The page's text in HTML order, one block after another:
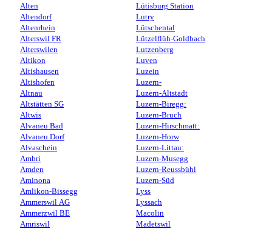
Alten
Altendorf
Altenrhein
Alterswil FR
Alterswilen
Altikon
Altishausen
Altishofen
Altnau
Altstätten SG
Altwis
Alvaneu Bad
Alvaneu Dorf
Alvaschein
Ambrì
Amden
Aminona
Amlikon-Bissegg
Ammerswil AG
Ammerzwil BE
Amriswil
Lütisburg Station
Lutry
Lütschental
Lützelflüh-Goldbach
Lutzenberg
Luven
Luzein
Luzern-
Luzern-Altstadt
Luzern-Biregg:
Luzern-Bruch
Luzern-Hirschmatt:
Luzern-Horw
Luzern-Littau:
Luzern-Musegg
Luzern-Reussbühl
Luzern-Süd
Lyss
Lyssach
Macolin
Madetswil